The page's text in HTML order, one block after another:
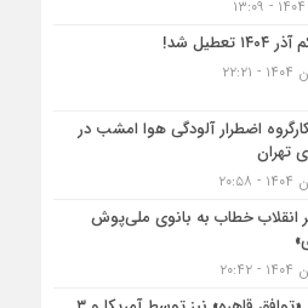
تعطیل شد!
اضطرار آلودگی هوا امشب در
تهران
انقلاب خطاب به بانوی ملی‌پوش